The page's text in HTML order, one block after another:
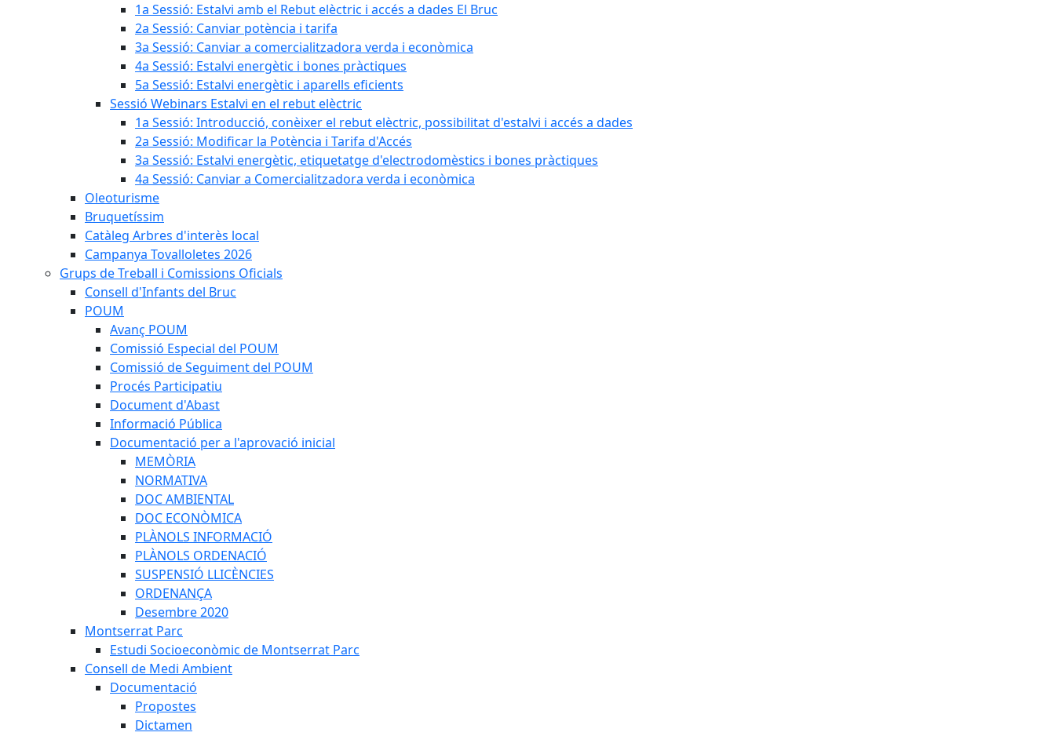
1a Sessió: Estalvi amb el Rebut elèctric i accés a dades El Bruc
2a Sessió: Canviar potència i tarifa
3a Sessió: Canviar a comercialitzadora verda i econòmica
4a Sessió: Estalvi energètic i bones pràctiques
5a Sessió: Estalvi energètic i aparells eficients
Sessió Webinars Estalvi en el rebut elèctric
1a Sessió: Introducció, conèixer el rebut elèctric, possibilitat d'estalvi i accés a dades
2a Sessió: Modificar la Potència i Tarifa d'Accés
3a Sessió: Estalvi energètic, etiquetatge d'electrodomèstics i bones pràctiques
4a Sessió: Canviar a Comercialitzadora verda i econòmica
Oleoturisme
Bruquetíssim
Catàleg Arbres d'interès local
Campanya Tovalloletes 2026
Grups de Treball i Comissions Oficials
Consell d'Infants del Bruc
POUM
Avanç POUM
Comissió Especial del POUM
Comissió de Seguiment del POUM
Procés Participatiu
Document d'Abast
Informació Pública
Documentació per a l'aprovació inicial
MEMÒRIA
NORMATIVA
DOC AMBIENTAL
DOC ECONÒMICA
PLÀNOLS INFORMACIÓ
PLÀNOLS ORDENACIÓ
SUSPENSIÓ LLICÈNCIES
ORDENANÇA
Desembre 2020
Montserrat Parc
Estudi Socioeconòmic de Montserrat Parc
Consell de Medi Ambient
Documentació
Propostes
Dictamen